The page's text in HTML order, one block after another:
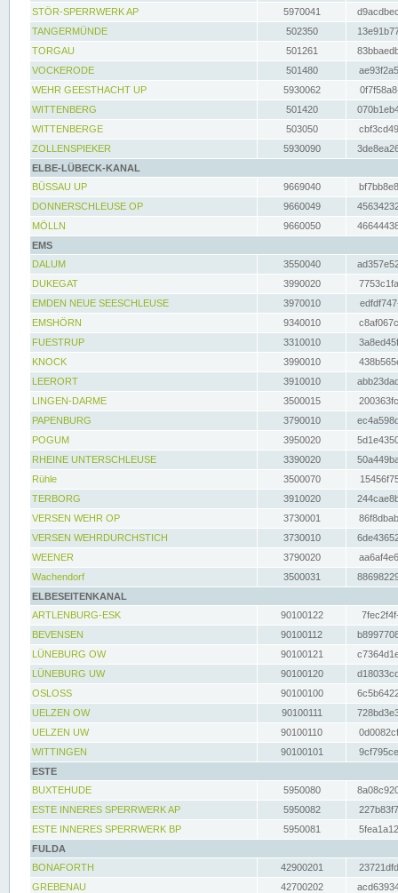
STÖR-SPERRWERK AP 5970041
TANGERMÜNDE
502350
TORGAU
501261
VOCKERODE
501480
WEHR GEESTHACHT UP
5930062
WITTENBERG
501420
WITTENBERGE
503050
ZOLLENSPIEKER
5930090
ELBE-LÜBECK-KANAL
BÜSSAU UP
9669040
DONNERSCHLEUSE OP
9660049
MÖLLN
9660050
EMS
DALUM
3550040
DUKEGAT
3990020
EMDEN NEUE SEESCHLEUSE
3970010
EMSHÖRN
9340010
FUESTRUP
3310010
KNOCK
3990010
LEERORT
3910010
LINGEN-DARME
3500015
PAPENBURG
3790010
POGUM
3950020
RHEINE UNTERSCHLEUSE
3390020
Rühle
3500070
TERBORG
3910020
VERSEN WEHR OP
3730001
VERSEN WEHRDURCHSTICH
3730010
WEENER
3790020
Wachendorf
3500031
ELBESEITENKANAL
ARTLENBURG-ESK
90100122
BEVENSEN
90100112
LÜNEBURG OW
90100121
LÜNEBURG UW
90100120
OSLOSS
90100100
UELZEN OW
90100111
UELZEN UW
90100110
WITTINGEN
90100101
ESTE
BUXTEHUDE
5950080
ESTE INNERES SPERRWERK AP
5950082
ESTE INNERES SPERRWERK BP
5950081
FULDA
BONAFORTH
42900201
GREBENAU
42700202